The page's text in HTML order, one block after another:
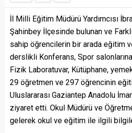
İl Milli Eğitim Müdürü Yardımcısı
Şahinbey İlçesinde bulunan ve
sahip öğrencilerin bir arada eğitim
derslikli Konferans, Spor
Fizik Laboratuvar, Kütüphane,
29 öğretmen ve 297 öğrencinin
Uluslararası Gaziantep Anadolu
ziyaret etti. Okul Müdürü ve
gelerek okul ve eğitim ile ilgili